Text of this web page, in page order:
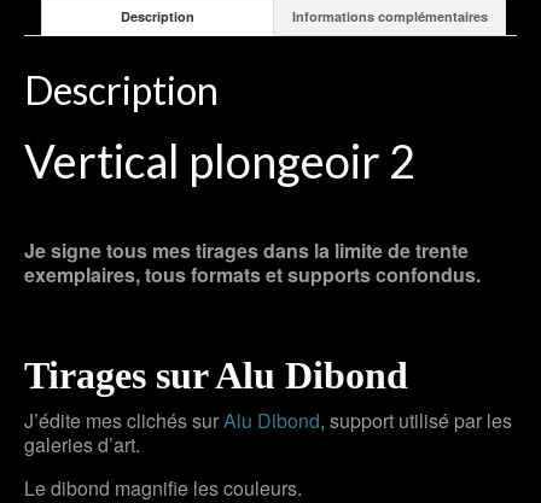
Description Informations complémentaires
Description
Vertical plongeoir 2
Je signe tous mes tirages dans la limite de trente
exemplaires, tous formats et supports confondus.
Tirages sur Alu Dibond
J’édite mes clichés surAlu Dibond, support utilisé par les
galeries d’art.
Le dibond magnifie les couleurs.